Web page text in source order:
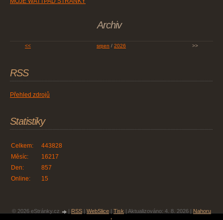
Archiv
<< srpen / 2026 >>
RSS
Přehled zdrojů
Statistiky
Online: 15
Celkem:
443828
Měsíc:
16217
Den:
857
© 2026 eStránky.cz RSS WebSlice Tisk Aktualizováno: 4. 8. 2026
Nahoru